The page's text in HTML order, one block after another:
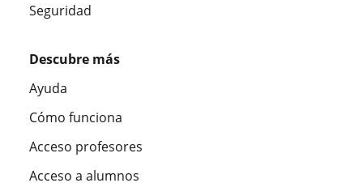
Seguridad
Descubre más
Ayuda
Cómo funciona
Acceso profesores
Acceso a alumnos